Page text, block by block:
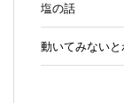
塩の話
動いてみない